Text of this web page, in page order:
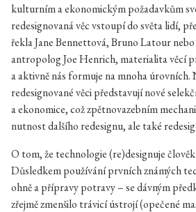
kulturním a ekonomickým požadavkům
redesignovaná věc vstoupí do světa lidí,
řekla Jane Bennettová, Bruno Latour
antropolog Joe Henrich, materialita věcí
a aktivně nás formuje na mnoha
redesignované věci představují nové
a ekonomice, což zpětnovazebním
nutnost dalšího redesignu, ale také
O tom, že technologie (re)designuje
Důsledkem používání prvních známých
ohně a přípravy potravy – se dávným
zřejmě zmenšilo trávicí ústrojí (opečené